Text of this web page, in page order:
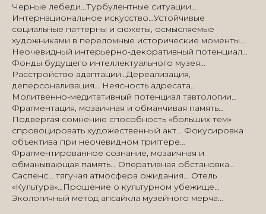
Черные лебеди…Турбулентные ситуации…
Интернациональное искусство…Устойчивые
социальные паттерны и сюжеты, осмысляемые
художниками в переломные исторические моменты…
Неочевидный интерьерно-декоративный потенциал…
Фонды будущего интеллектуального музея…
Расстройство адаптации…Дереализация,
деперсонализация… Неясность адресата…
Молитвенно-медитативный потенциал тавтологии…
Фрагментация, мозаичная и обманчивая память…
Подвергая сомнению способность «больших тем»
спровоцировать художественный акт… Фокусировка
объектива при неочевидном триггере…
Фрагментированное сознание, мозаичная и
обманывающая память… Оперативная обстановка…
Саспенс… тягучая атмосфера ожидания… Отель
«Культура»…Прошение о культурном убежище…
Экологичный метод апсайкла музейного мерча…